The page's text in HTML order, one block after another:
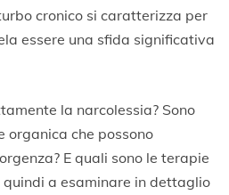
cronico si caratterizza per
essere una sfida significativa
la narcolessia? Sono
organica che possono
E quali sono le terapie
a esaminare in dettaglio